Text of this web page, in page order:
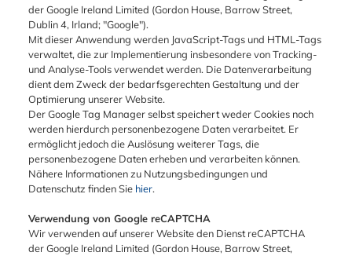
der Google Ireland Limited (Gordon House, Barrow Street,
Dublin 4, Irland; "Google").
Mit dieser Anwendung werden JavaScript-Tags und HTML-Tags
verwaltet, die zur Implementierung insbesondere von Tracking-
und Analyse-Tools verwendet werden. Die Datenverarbeitung
dient dem Zweck der bedarfsgerechten Gestaltung und der
Optimierung unserer Website.
Der Google Tag Manager selbst speichert weder Cookies noch
werden hierdurch personenbezogene Daten verarbeitet. Er
ermöglicht jedoch die Auslösung weiterer Tags, die
personenbezogene Daten erheben und verarbeiten können.
Nähere Informationen zu Nutzungsbedingungen und
Datenschutz finden Sie hier.
Verwendung von Google reCAPTCHA
Wir verwenden auf unserer Website den Dienst reCAPTCHA
der Google Ireland Limited (Gordon House, Barrow Street,